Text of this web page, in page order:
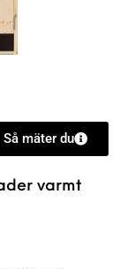
Så mäter du
varmt